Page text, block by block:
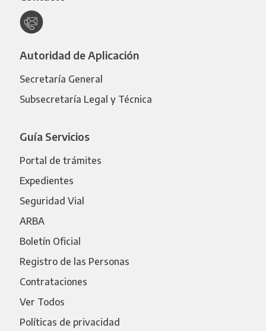
Autoridad de Aplicación
Secretaría General
Subsecretaría Legal y Técnica
Guía Servicios
Portal de trámites
Expedientes
Seguridad Vial
ARBA
Boletín Oficial
Registro de las Personas
Contrataciones
Ver Todos
Políticas de privacidad